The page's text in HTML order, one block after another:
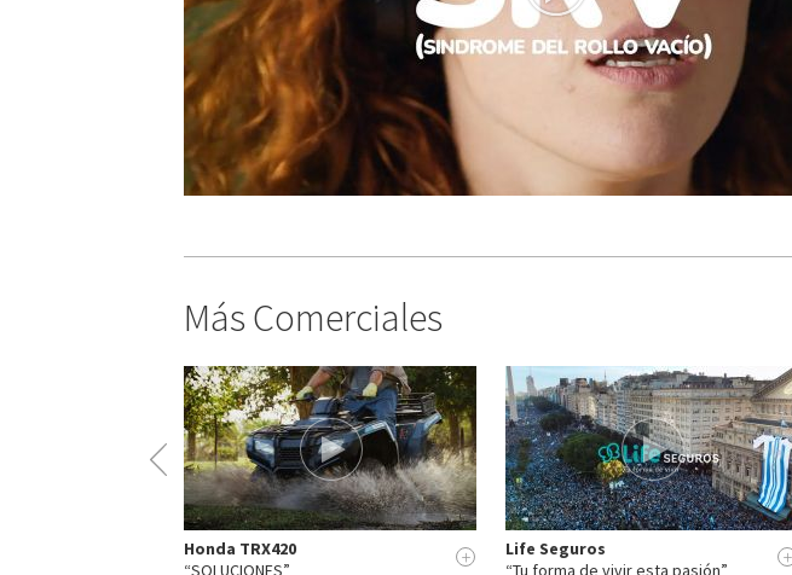
Más Comerciales
Honda TRX420
“SOLUCIONES”
+
Life Seguros
“Tu forma de vivir esta pasión”
+